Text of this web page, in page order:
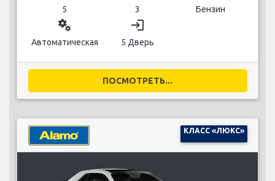
5 3 Бензин
miscellaneous_services
Автоматическая
login
5 Дверь
ПОСМОТРЕТЬ...
КЛАСС «ЛЮКС»